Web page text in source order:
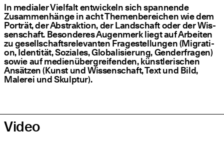
In media­ler Viel­falt ent­wi­ckeln sich span­nen­de
Zusam­men­hän­ge in acht The­men­be­rei­chen wie dem
Por­trät, der Abs­trak­ti­on, der Land­schaft oder der Wis­
sen­schaft. Beson­de­res Augen­merk liegt auf Arbei­ten
zu gesell­schafts­re­le­van­ten Fra­ge­stel­lun­gen (Migra­ti­
on, Iden­ti­tät, Sozia­les, Glo­ba­li­sie­rung, Gen­der­fra­gen)
sowie auf medi­en­über­grei­fen­den, künst­le­ri­schen
Ansät­zen (Kunst und Wis­sen­schaft, Text und Bild,
Male­rei und Skulptur).
Video